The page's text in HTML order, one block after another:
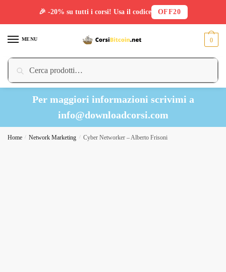
MENU
Cerca:
Cerca
0
Per maggiori informazioni scrivimi a
info@downloadcorsi.com
Home / Network Marketing / Cyber Networker – Alberto Frisoni
🎉 -20% su tutti i corsi! Usa il codice OFF20